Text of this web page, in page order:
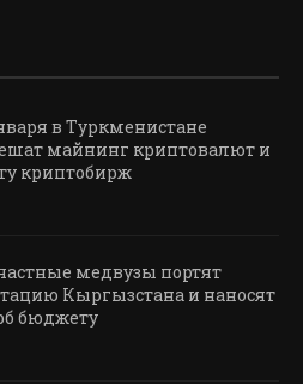
в Туркменистане
майнинг криптовалют и
криптобирж
медвузы портят
Кыргызстана и наносят
бюджету